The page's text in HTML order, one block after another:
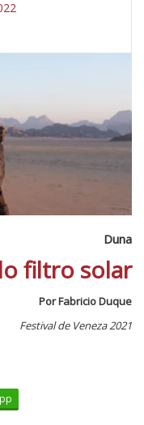
Duna
filtro solar
Por Fabricio Duque
Festival de Veneza 2021